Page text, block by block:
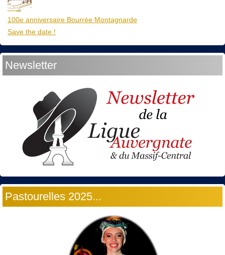
Mar
100e anniversaire Bourrée Montagnarde
Save the date !
Newsletter
Pastourelles 2025...